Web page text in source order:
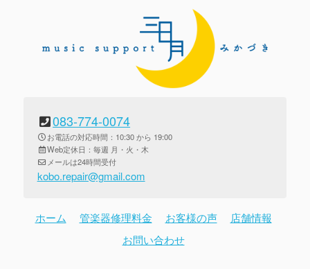
083-774-0074
お電話の対応時間：10:30 から 19:00
Web定休日：毎週 月・火・木
メールは24時間受付
kobo.repair@gmail.com
ホーム 管楽器修理料金 お客様の声
店舗情報
お問い合わせ